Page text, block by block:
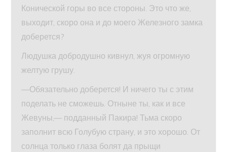
Конической горы во все стороны. Это что же,
выходит, скоро она и до моего Железного замка
доберется?
Людушка добродушно кивнул, жуя огромную
желтую грушу.
—Обязательно доберется! И ничего ты с этим
поделать не сможешь. Отныне ты, как и все
Жевуны,— подданный Пакира! Тьма скоро
заполнит всю Голубую страну, и это хорошо. От
солнца только глаза болят да прыщи